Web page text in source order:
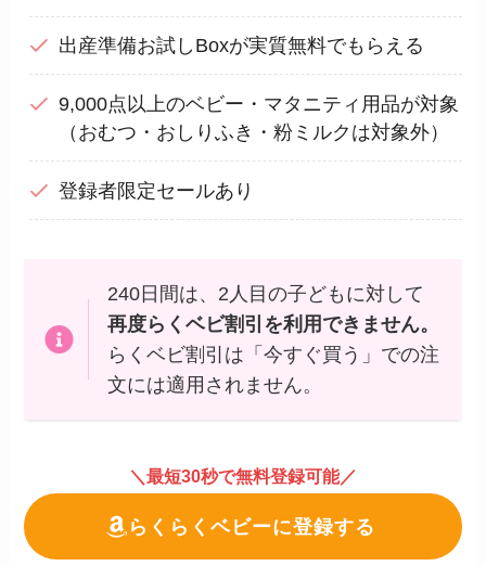
出産準備お試しBoxが実質無料でもらえる
9,000点以上のベビー・マタニティ用品が対象
（おむつ・おしりふき・粉ミルクは対象外）
登録者限定セールあり
240日間は、2人目の子どもに対して
再度らくベビ割引を利用できません。
らくベビ割引は「今すぐ買う」での注
文には適用されません。
＼最短30秒で無料登録可能／
らくらくベビーに登録する